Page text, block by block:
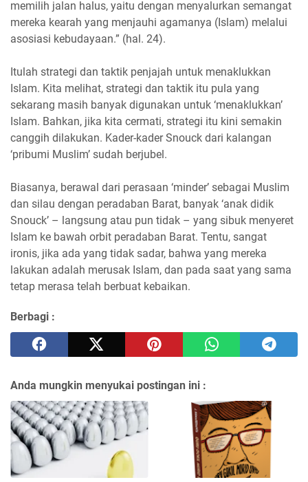
memilih jalan halus, yaitu dengan menyalurkan semangat
mereka kearah yang menjauhi agamanya (Islam) melalui
asosiasi kebudayaan.” (hal. 24).
Itulah strategi dan taktik penjajah untuk menaklukkan
Islam. Kita melihat, strategi dan taktik itu pula yang
sekarang masih banyak digunakan untuk ‘menaklukkan’
Islam. Bahkan, jika kita cermati, strategi itu kini semakin
canggih dilakukan. Kader-kader Snouck dari kalangan
‘pribumi Muslim’ sudah berjubel.
Biasanya, berawal dari perasaan ‘minder’ sebagai Muslim
dan silau dengan peradaban Barat, banyak ‘anak didik
Snouck’ – langsung atau pun tidak – yang sibuk menyeret
Islam ke bawah orbit peradaban Barat. Tentu, sangat
ironis, jika ada yang tidak sadar, bahwa yang mereka
lakukan adalah merusak Islam, dan pada saat yang sama
tetap merasa telah berbuat kebaikan.
Berbagi :
Anda mungkin menyukai postingan ini :